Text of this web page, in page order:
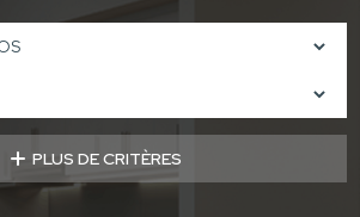
PLUS DE CRITÈRES